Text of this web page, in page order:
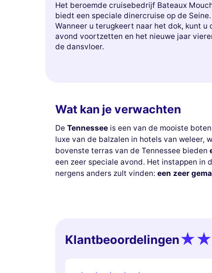
Het beroemde cruisebedrijf Bateaux
biedt een speciale dinercruise op de Seine.
Wanneer u terugkeert naar het dok, kunt u
avond voortzetten en het nieuwe jaar
de dansvloer.
Wat kan je verwachten
De Tennessee is een van de mooiste
luxe van de balzalen in hotels van weleer,
bovenste terras van de Tennessee bieden
een zeer speciale avond. Het instappen
nergens anders zult vinden: een zeer
Klantbeoordelingen